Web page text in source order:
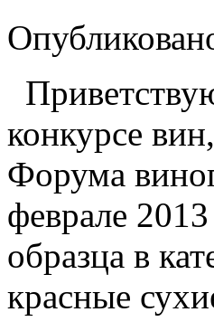
конкурсе
Форума
феврале
образца в
красные